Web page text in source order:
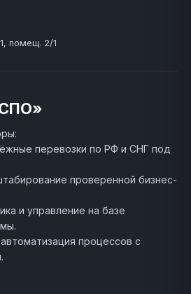
помещ. 2/1
перевозки по РФ и СНГ под
проверенной бизнес-
и управление на базе
процессов с